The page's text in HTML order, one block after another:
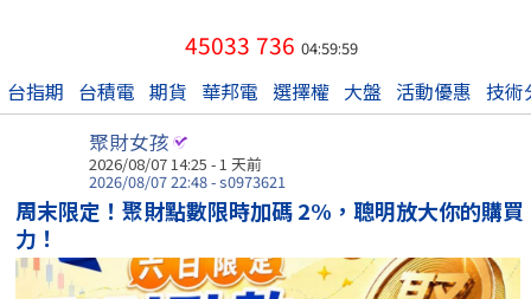
45033 736 04:59:59
台指期 台積電 期貨 華邦電 選擇權 大盤 活動優惠 技術
聚財女孩
2026/08/07 14:25 - 1 天前
2026/08/07 22:48 - s0973621
周末限定！聚財點數限時加碼 2%，聰明放大你的購買
力！